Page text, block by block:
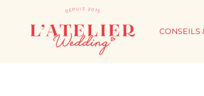
CONSEILS